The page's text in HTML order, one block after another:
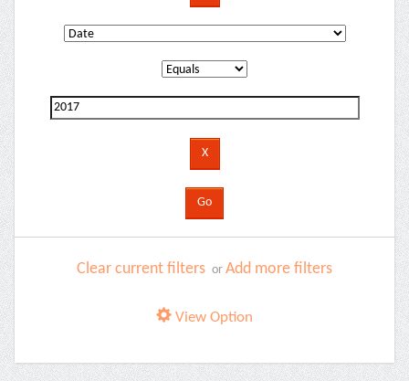
Clear current filters or Add more filters
View Option